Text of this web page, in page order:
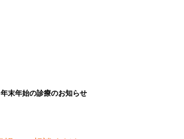
年末年始の診療のお知らせ